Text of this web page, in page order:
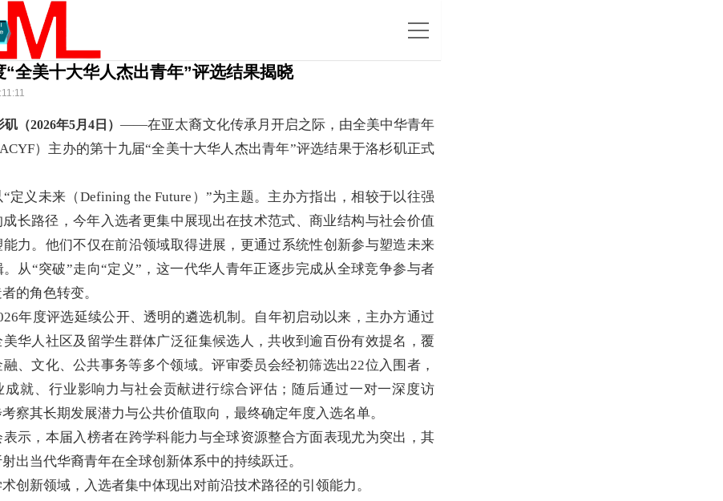
“全美十大华人杰出青年”评选结果揭晓
（2026年5月4日）——在亚太裔文化传承月开启之际，由全美中华青年
）主办的第十九届“全美十大华人杰出青年”评选结果于洛杉矶正式
定义未来（Defining the Future）”为主题。主办方指出，相较于以往强
成长路径，今年入选者更集中展现出在技术范式、商业结构与社会价值
能力。他们不仅在前沿领域取得进展，更通过系统性创新参与塑造未来
。从“突破”走向“定义”，这一代华人青年正逐步完成从全球竞争参与者
的角色转变。
年度评选延续公开、透明的遴选机制。自年初启动以来，主办方通过
华人社区及留学生群体广泛征集候选人，共收到逾百份有效提名，覆
、文化、公共事务等多个领域。评审委员会经初筛选出22位入围者，
成就、行业影响力与社会贡献进行综合评估；随后通过一对一深度访
察其长期发展潜力与公共价值取向，最终确定年度入选名单。
示，本届入榜者在跨学科能力与全球资源整合方面表现尤为突出，其
出当代华裔青年在全球创新体系中的持续跃迁。
创新领域，入选者集中体现出对前沿技术路径的引领能力。